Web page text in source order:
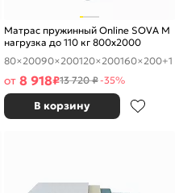
Матрас пружинный Online SOVA M
нагрузка до 110 кг 800x2000
80×20090×200120×200160×200+1
от 8 918₽13 720 ₽-35%
В корзину